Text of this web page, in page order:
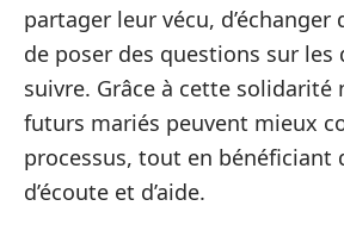
partager leur vécu, d’échanger
de poser des questions sur les
suivre. Grâce à cette solidarité
futurs mariés peuvent mieux
processus, tout en bénéficiant
d’écoute et d’aide.